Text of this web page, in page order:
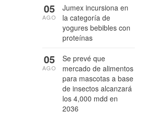
Jumex incursiona en
la categoría de
yogures bebibles con
proteínas
05
AGO
Se prevé que
mercado de alimentos
para mascotas a base
de insectos alcanzará
los 4,000 mdd en
2036
05
AGO